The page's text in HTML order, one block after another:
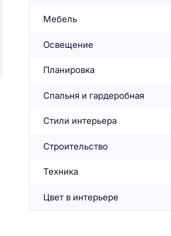
Мебель
Освещение
Планировка
Спальня и гардеробная
Стили интерьера
Строительство
Техника
Цвет в интерьере